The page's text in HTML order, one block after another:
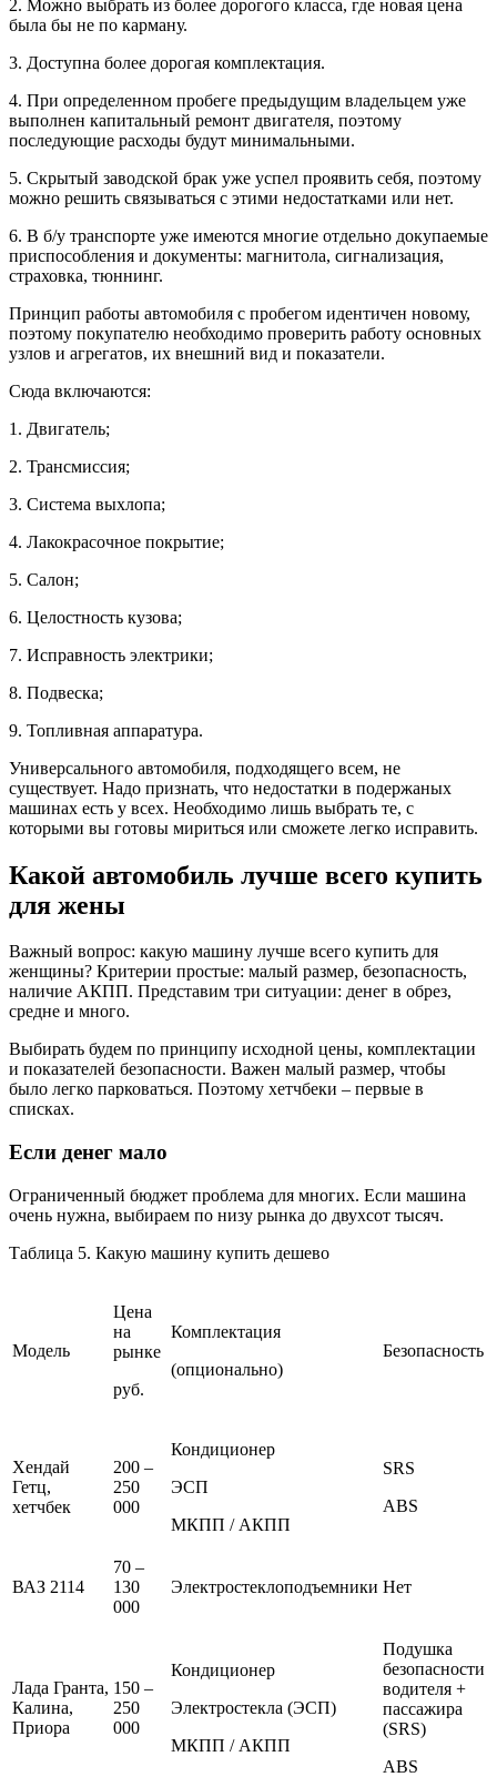
2. Можно выбрать из более дорогого класса, где новая цена
была бы не по карману.
3. Доступна более дорогая комплектация.
4. При определенном пробеге предыдущим владельцем уже
выполнен капитальный ремонт двигателя, поэтому
последующие расходы будут минимальными.
5. Скрытый заводской брак уже успел проявить себя, поэтому
можно решить связываться с этими недостатками или нет.
6. В б/у транспорте уже имеются многие отдельно докупаемые
приспособления и документы: магнитола, сигнализация,
страховка, тюннинг.
Принцип работы автомобиля с пробегом идентичен новому,
поэтому покупателю необходимо проверить работу основных
узлов и агрегатов, их внешний вид и показатели.
Сюда включаются:
1. Двигатель;
2. Трансмиссия;
3. Система выхлопа;
4. Лакокрасочное покрытие;
5. Салон;
6. Целостность кузова;
7. Исправность электрики;
8. Подвеска;
9. Топливная аппаратура.
Универсального автомобиля, подходящего всем, не
существует. Надо признать, что недостатки в подержаных
машинах есть у всех. Необходимо лишь выбрать те, с
которыми вы готовы мириться или сможете легко исправить.
Какой автомобиль лучше всего купить
для жены
Важный вопрос: какую машину лучше всего купить для
женщины? Критерии простые: малый размер, безопасность,
наличие АКПП. Представим три ситуации: денег в обрез,
средне и много.
Выбирать будем по принципу исходной цены, комплектации
и показателей безопасности. Важен малый размер, чтобы
было легко парковаться. Поэтому хетчбеки – первые в
списках.
Если денег мало
Ограниченный бюджет проблема для многих. Если машина
очень нужна, выбираем по низу рынка до двухсот тысяч.
Таблица 5. Какую машину купить дешево
Модель
Цена
на
рынке
руб.
Комплектация
(опционально)
Безопасность
Хендай
Гетц,
хетчбек
200 –
250
000
Кондиционер
ЭСП
МКПП / АКПП
SRS
ABS
ВАЗ 2114
70 –
130
000
Электростеклоподъемники Нет
Лада Гранта,
Калина,
Приора
150 –
250
000
Кондиционер
Электростекла (ЭСП)
МКПП / АКПП
Подушка
безопасности
водителя +
пассажира
(SRS)
ABS